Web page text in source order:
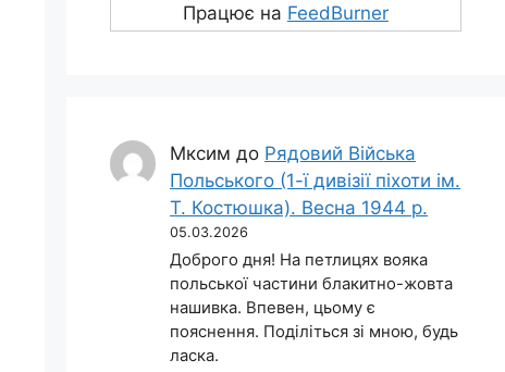
Працює на FeedBurner
Мксим до Рядовий Війська
Польського (1-ї дивізії піхоти ім.
Т. Костюшка). Весна 1944 р.
05.03.2026
Доброго дня! На петлицях вояка
польської частини блакитно-жовта
нашивка. Впевен, цьому є
пояснення. Поділіться зі мною, будь
ласка.